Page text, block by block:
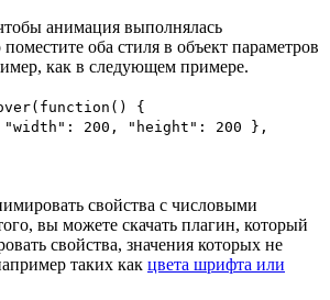
анимация выполнялась
оба стиля в объект параметров
как в следующем примере.
{
200, "height": 200 },
свойства с числовыми
вы можете скачать плагин, который
свойства, значения которых не
таких как цвета шрифта или